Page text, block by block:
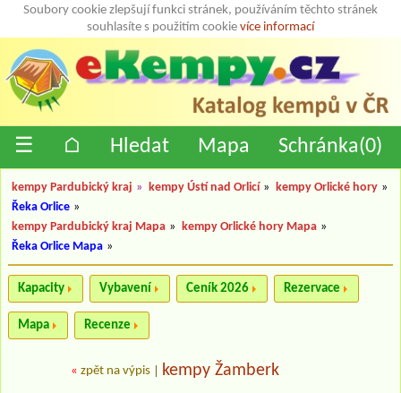
Soubory cookie zlepšují funkci stránek, používáním těchto stránek
souhlasíte s použitím cookie více informací
☰ ⌂ Hledat Mapa Schránka(0)
kempy Pardubický kraj » kempy Ústí nad Orlicí » kempy Orlické hory »
Řeka Orlice »
kempy Pardubický kraj Mapa » kempy Orlické hory Mapa »
Řeka Orlice Mapa »
Kapacity Vybavení Ceník 2026 Rezervace
Mapa Recenze
« zpět na výpis kempy Žamberk